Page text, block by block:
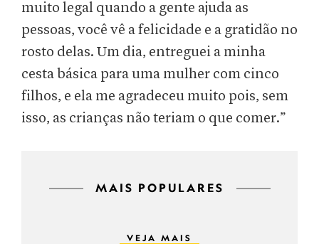
muito legal quando a gente ajuda as
pessoas, você vê a felicidade e a gratidão no
rosto delas. Um dia, entreguei a minha
cesta básica para uma mulher com cinco
filhos, e ela me agradeceu muito pois, sem
isso, as crianças não teriam o que comer.”
MAIS POPULARES
VEJA MAIS